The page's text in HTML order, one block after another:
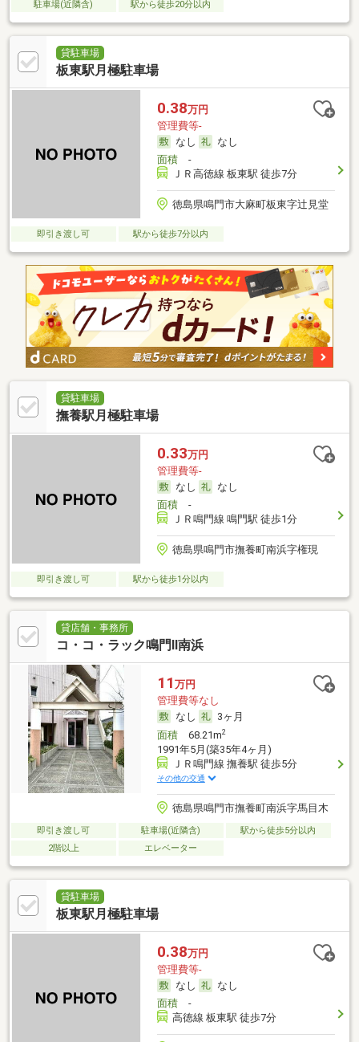
駐車場(近隣含) 駅から徒歩20分以内
貸駐車場
板東駅月極駐車場
0.38万円
管理費等-
なし
なし
面積-
ＪＲ高徳線 板東駅 徒歩7分
徳島県鳴門市大麻町板東字辻見堂
即引き渡し可 駅から徒歩7分以内
貸駐車場
撫養駅月極駐車場
0.33万円
管理費等-
なし
なし
面積-
ＪＲ鳴門線 鳴門駅 徒歩1分
徳島県鳴門市撫養町南浜字権現
即引き渡し可 駅から徒歩1分以内
貸店舗・事務所
コ・コ・ラック鳴門Ⅱ南浜
11 万円
管理費等なし
なし
3ヶ月
面積68.21m2
1991年5月(築35年4ヶ月)
ＪＲ鳴門線 撫養駅 徒歩5分
その他の交通
徳島県鳴門市撫養町南浜字馬目木
即引き渡し可 駐車場(近隣含)
駅から徒歩5分以内
2階以上
エレベーター
貸駐車場
板東駅月極駐車場
0.38万円
管理費等-
なし
なし
面積-
高徳線 板東駅 徒歩7分